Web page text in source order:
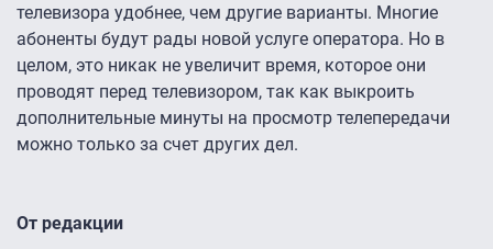
телевизора удобнее, чем другие варианты. Многие
абоненты будут рады новой услуге оператора. Но в
целом, это никак не увеличит время, которое они
проводят перед телевизором, так как выкроить
дополнительные минуты на просмотр телепередачи
можно только за счет других дел.
От редакции